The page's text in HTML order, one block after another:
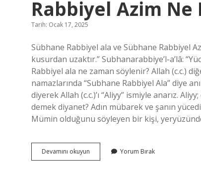
Rabbiyel Azim Ne
Tarih: Ocak 17, 2025
Sübhane Rabbiyel ala ve Sübhane Rabbiyel
kusurdan uzaktır.” Subhanarabbiye’l-a’lâ:
Rabbiyel ala ne zaman söylenir? Allah (c.c.)
namazlarında “Subhane Rabbiyel Ala” diye
diyerek Allah (c.c.)’ı “Aliyy” ismiyle anarız.
demek diyanet? Adın mübarek ve şanın
Mümin olduğunu söyleyen bir kişi,
Devamını okuyun Rabbiyel
Azim
Yorum Bırak